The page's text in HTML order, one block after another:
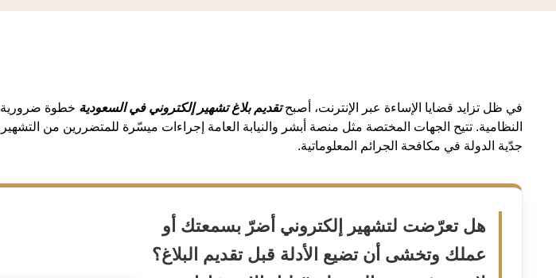
في ظل تزايد قضايا الإساءة عبر الإنترنت، أصبحتقديم بلاغ تشهير إلكتروني في السعودية خطوة ضرورية
النظامية. تتيح الجهات المختصة مثل منصة أبشر والنيابة العامة إجراءات ميسّرة للمتضررين من
جدّية الدولة في مكافحة الجرائم المعلوماتية.
هل تعرّضت لتشهير إلكتروني أضرّ بسمعتك أو
عملك وتخشى أن تضيع الأدلة قبل تقديم البلاغ؟